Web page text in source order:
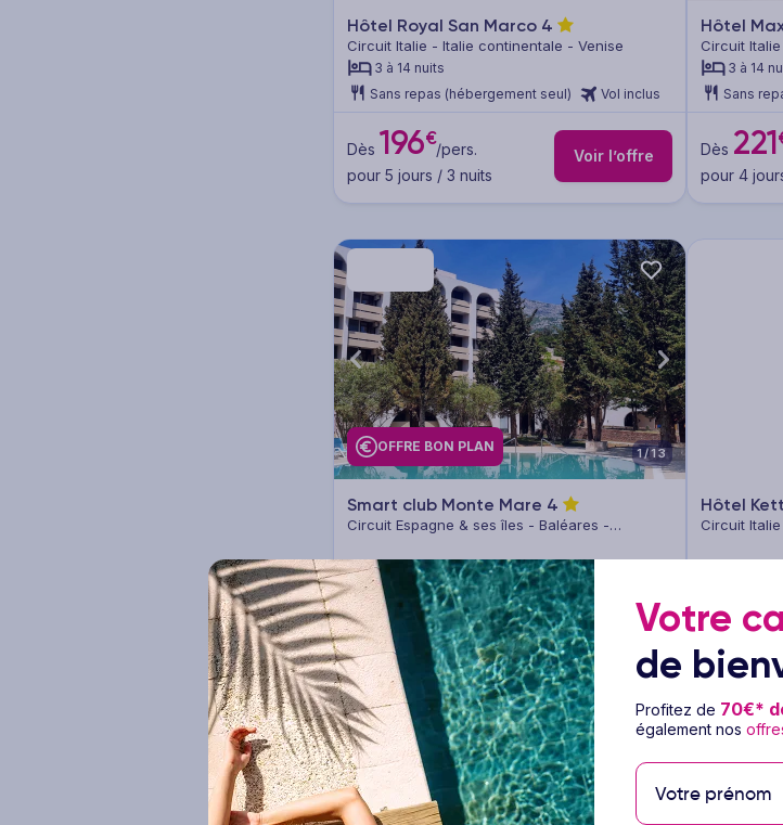
Plage en accès direct (43)
Animateur(s) francophone(s)
Hôtel Royal San Marco 4
Circuit Italie - Italie continentale - Venise
3 à 14 nuits
Sans repas (hébergement seul)
Vol inclus
Dès 196€/pers.
pour 5 jours / 3 nuits
Voir l’offre
Hôtel
Circuit
3 à 14
Sans
Dès 221
pour 4
OFFRE BON PLAN 1/13
Smart club Monte Mare 4
Circuit Espagne & ses îles - Baléares -
3 à 14 nuits Tout compris Vol inclus
Dès 235€/pers.
pour 4 jours / 3 nuits
Voir l’offre
Hôtel
Circuit
Dès 247
pour 5
Votre
de
Profitez de 70€*
également nos